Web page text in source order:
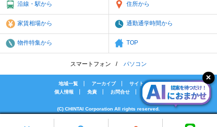
沿線・駅から 住所から
家賃相場から 通勤通学時間から
物件特集から TOP
スマートフォン パソコン
地域一覧 アーカイブ
サイトマップ
個人情報
免責 お問合せ 会社案内
(C) CHINTAI Corporation All rights reserved.
[PR]賃貸物件の疑問解決！教えてエイブルAGENT